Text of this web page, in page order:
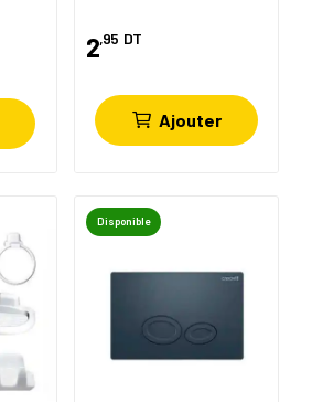
2,95 DT
Ajouter
Disponible